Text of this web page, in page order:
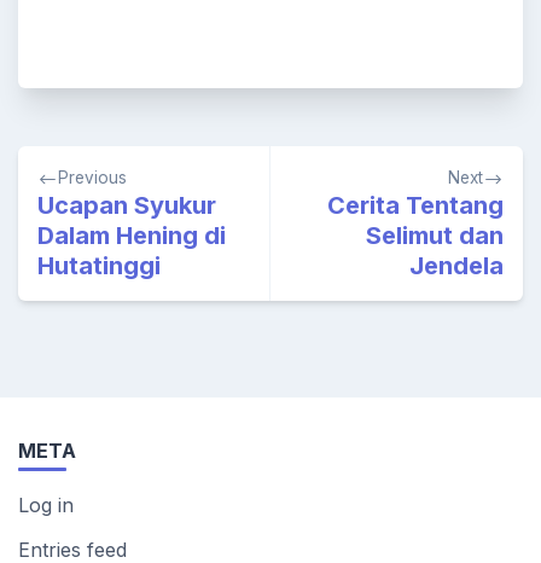
Post
navigation
Previous
Ucapan Syukur
Dalam Hening di
Hutatinggi
Next
Cerita Tentang
Selimut dan
Jendela
META
Log in
Entries feed